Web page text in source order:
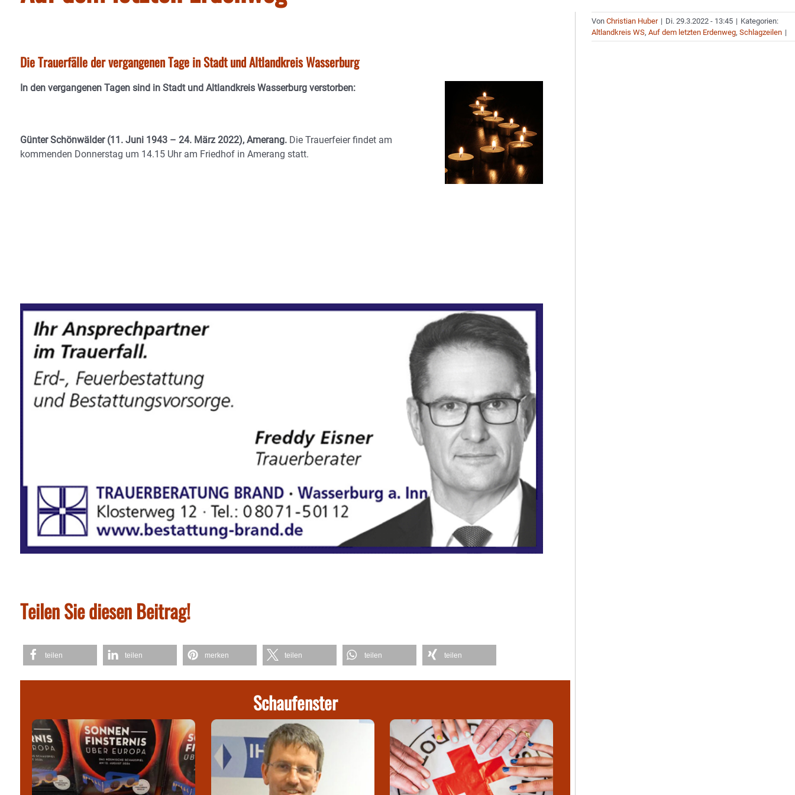
Die Trauerfälle der vergangenen Tage in Stadt und Altlandkreis Wasserburg
In den vergangenen Tagen sind in Stadt und Altlandkreis Wasserburg verstorben:
Günter Schönwälder (11. Juni 1943 – 24. März 2022), Amerang. Die Trauerfeier findet am
kommenden Donnerstag um 14.15 Uhr am Friedhof in Amerang statt.
Teilen Sie diesen Beitrag!
teilen teilen merken teilen teilen teilen
Schaufenster
VonChristian Huber | Di. 29.3.2022 - 13:45 | Kategorien:
Altlandkreis WS,Auf dem letzten Erdenweg,Schlagzeilen |